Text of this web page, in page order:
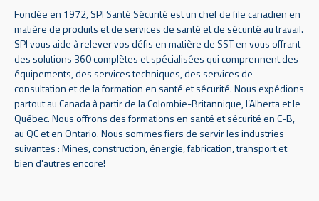
Fondée en 1972, SPI Santé Sécurité est un chef de file canadien en
matière de produits et de services de santé et de sécurité au travail.
SPI vous aide à relever vos défis en matière de SST en vous offrant
des solutions 360 complètes et spécialisées qui comprennent des
équipements, des services techniques, des services de
consultation et de la formation en santé et sécurité. Nous expédions
partout au Canada à partir de la Colombie-Britannique, l’Alberta et le
Québec. Nous offrons des formations en santé et sécurité en C-B,
au QC et en Ontario. Nous sommes fiers de servir les industries
suivantes : Mines, construction, énergie, fabrication, transport et
bien d'autres encore!